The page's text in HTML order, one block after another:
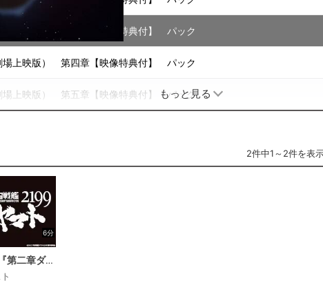
場上映版） 第三章【映像特典付】 パック
場上映版） 第四章【映像特典付】 パック
場上映版） 第五章【映像特典付】 パック
もっと見る
2件中1～2件を表
6分
第三章映像特典『第二章ダイジェスト』（デジタルセル版購入者限定）